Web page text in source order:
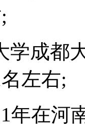
学成都
左右;
年在河